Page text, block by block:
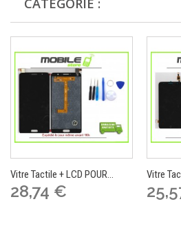
CATÉGORIE :
Vitre Tactile + LCD POUR...
28,74 €
Vitre